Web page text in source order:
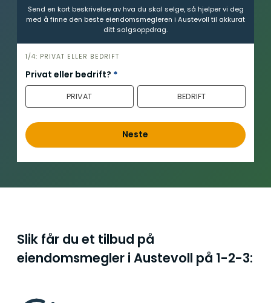
Send en kort beskrivelse av hva du skal selge, så hjelper vi deg
med å finne den beste eiendomsmegleren i Austevoll til akkurat
ditt salgsoppdrag.
h
e
r
1/4: PRIVAT ELLER BEDRIFT
Privat eller bedrift? *
PRIVAT BEDRIFT
Neste
Slik får du et tilbud på
eiendomsmegler i Austevoll på 1-2-3: